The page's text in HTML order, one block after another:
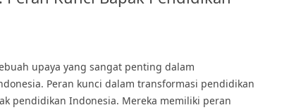
upaya yang sangat penting dalam
Peran kunci dalam transformasi pendidikan
pendidikan Indonesia. Mereka memiliki peran